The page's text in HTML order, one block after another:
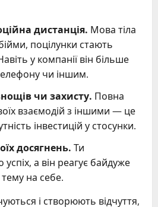
дистанція. Мова тіла
поцілунки стають
у компанії він більше
чи іншим.
чи захисту. Повна
взаємодій з іншими — це
інвестицій у стосунки.
досягнень. Ти
а він реагує байдуже
на себе.
і створюють відчуття,